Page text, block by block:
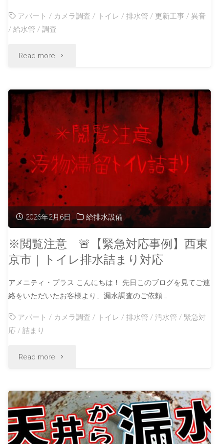
アパート / カメラ調査 / トイレ /排水管 / 更新工事 /異音
/給水管 /調査
Read more
2026年2月6日 給排水設備
※閲覧注意 🚨【緊急対応事例】西東
京市｜トイレ排水詰まり対応
アメニティ・プラス こんにちは！ 先日このブログを見てご連
絡をいただいたお客様より、漏水調査のご依頼 …
アパート / カメラ調査 / トイレ /排水管 /汚水管 / 緊急対
応 /詰まり
Read more